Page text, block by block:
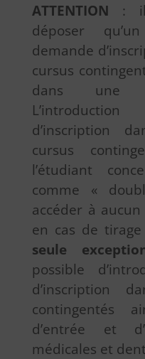
ATTENTION : il
déposer
demande
cursus
dans une
d’inscription
cursus
l’étudiant
comme «
accéder à
en cas de
seule
possible
d’inscription
contingentés
d’entrée et
médicales et